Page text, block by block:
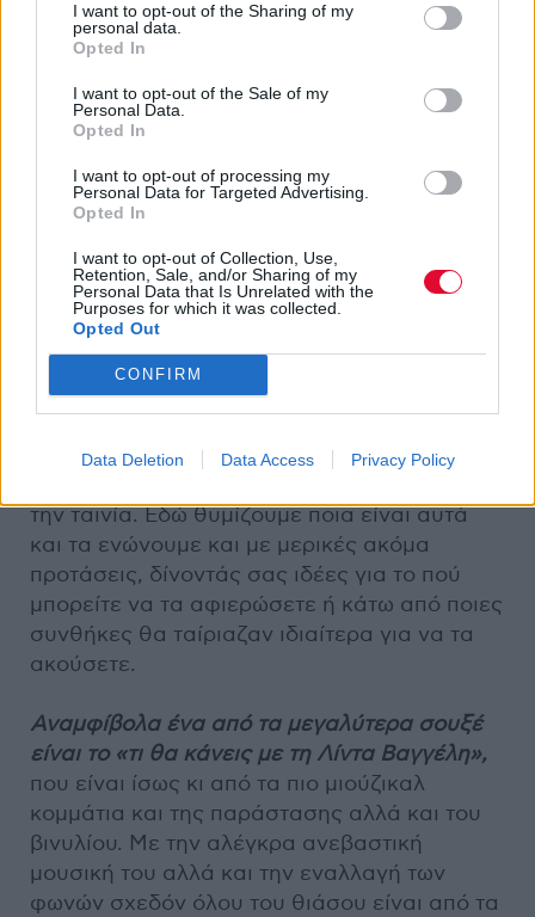
I want to opt-out of the Sharing of my
personal data.
Opted In
I want to opt-out of the Sale of my
Personal Data.
Opted In
I want to opt-out of processing my
Personal Data for Targeted Advertising.
Opted In
I want to opt-out of Collection, Use,
Retention, Sale, and/or Sharing of my
Personal Data that Is Unrelated with the
Purposes for which it was collected.
Opted Out
CONFIRM
Data Deletion Data Access Privacy Policy
Και πού δεν θα θέλετε να τα αφιερώσετε
ήδη μεγάλες επιτυχίες κι έχουν γράψει
την ταινία. Εδώ θυμίζουμε ποια είναι αυτά
και τα ενώνουμε και με μερικές ακόμα
προτάσεις, δίνοντάς σας ιδέες για το πού
μπορείτε να τα αφιερώσετε ή κάτω από ποιες
συνθήκες θα ταίριαζαν ιδιαίτερα για να τα
ακούσετε.
Αναμφίβολα ένα από τα μεγαλύτερα σουξέ
είναι το «τι θα κάνεις με τη Λίντα Βαγγέλη»,
που είναι ίσως κι από τα πιο μιούζικαλ
κομμάτια και της παράστασης αλλά και του
βινυλίου. Με την αλέγκρα ανεβαστική
μουσική του αλλά και την εναλλαγή των
φωνών σχεδόν όλου του θιάσου είναι από τα